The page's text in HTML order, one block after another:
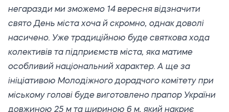
негаразди ми зможемо 14 вересня відзначити
свято День міста хоча й скромно, однак доволі
насичено. Уже традиційною буде святкова хода
колективів та підприємств міста, яка матиме
особливий національний характер. А ще за
ініціативою Молодіжного дорадчого комітету при
міському голові буде виготовлено прапор України
довжиною 25 м та шириною 6 м, який накриє